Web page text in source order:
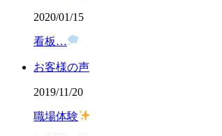
2020/01/15
看板…
お客様の声
2019/11/20
職場体験